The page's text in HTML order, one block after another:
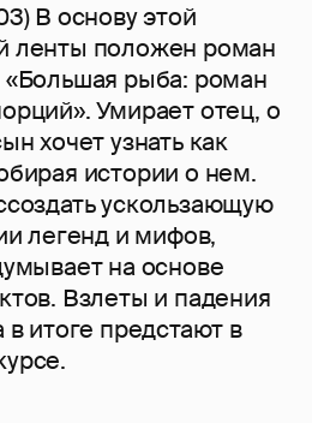
В основу этой
ленты положен роман
рыба: роман
Умирает отец, о
хочет узнать как
истории о нем.
ускользающую
легенд и мифов,
на основе
Взлеты и падения
итоге предстают в